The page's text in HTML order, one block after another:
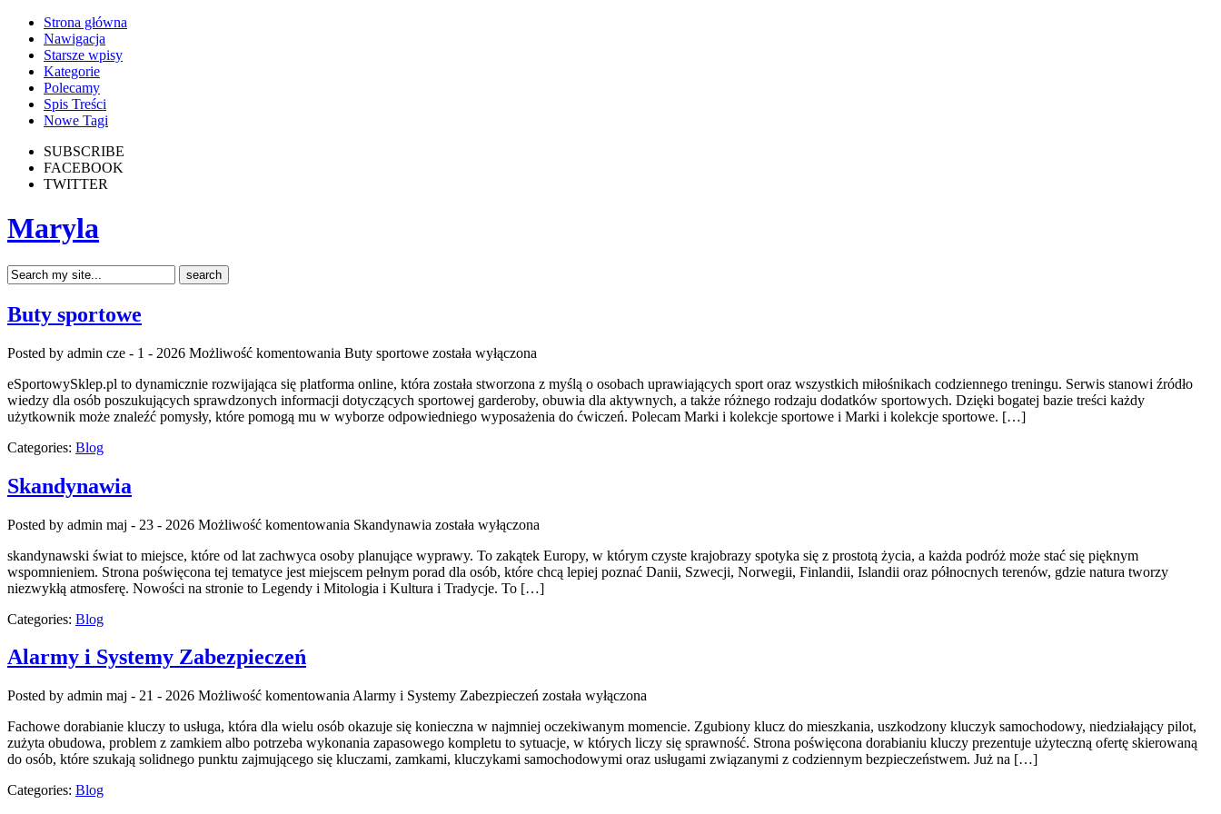
Strona główna
Nawigacja
Starsze wpisy
Kategorie
Polecamy
Spis Treści
Nowe Tagi
SUBSCRIBE
FACEBOOK
TWITTER
Maryla
Buty sportowe
Posted by admin cze - 1 - 2026 Możliwość komentowania Buty sportowe została wyłączona
eSportowySklep.pl to dynamicznie rozwijająca się platforma online, która została stworzona z myślą o osobach uprawiających sport oraz wszystkich miłośnikach codziennego treningu. Serwis stanowi źródło
wiedzy dla osób poszukujących sprawdzonych informacji dotyczących sportowej garderoby, obuwia dla aktywnych, a także różnego rodzaju dodatków sportowych. Dzięki bogatej bazie treści każdy
użytkownik może znaleźć pomysły, które pomogą mu w wyborze odpowiedniego wyposażenia do ćwiczeń. Polecam Marki i kolekcje sportowe i Marki i kolekcje sportowe. […]
Categories: Blog
Skandynawia
Posted by admin maj - 23 - 2026 Możliwość komentowania Skandynawia została wyłączona
skandynawski świat to miejsce, które od lat zachwyca osoby planujące wyprawy. To zakątek Europy, w którym czyste krajobrazy spotyka się z prostotą życia, a każda podróż może stać się pięknym
wspomnieniem. Strona poświęcona tej tematyce jest miejscem pełnym porad dla osób, które chcą lepiej poznać Danii, Szwecji, Norwegii, Finlandii, Islandii oraz północnych terenów, gdzie natura tworzy
niezwykłą atmosferę. Nowości na stronie to Legendy i Mitologia i Kultura i Tradycje. To […]
Categories: Blog
Alarmy i Systemy Zabezpieczeń
Posted by admin maj - 21 - 2026 Możliwość komentowania Alarmy i Systemy Zabezpieczeń została wyłączona
Fachowe dorabianie kluczy to usługa, która dla wielu osób okazuje się konieczna w najmniej oczekiwanym momencie. Zgubiony klucz do mieszkania, uszkodzony kluczyk samochodowy, niedziałający pilot,
zużyta obudowa, problem z zamkiem albo potrzeba wykonania zapasowego kompletu to sytuacje, w których liczy się sprawność. Strona poświęcona dorabianiu kluczy prezentuje użyteczną ofertę skierowaną
do osób, które szukają solidnego punktu zajmującego się kluczami, zamkami, kluczykami samochodowymi oraz usługami związanymi z codziennym bezpieczeństwem. Już na […]
Categories: Blog